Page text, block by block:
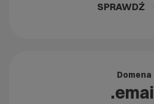
SPRAWDŹ
Domena